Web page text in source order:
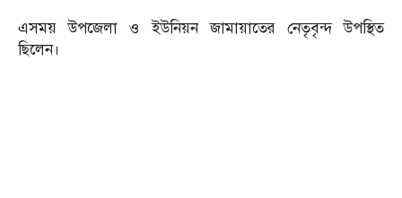
এসময় উপজেলা ও ইউনিয়ন জামায়াতের নেতৃবৃন্দ উপস্থিত
ছিলেন।